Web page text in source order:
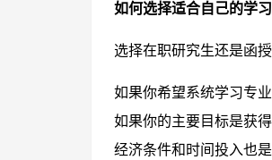
如何选择适合自己的学习
选择在职研究生还是函
如果你希望系统学习专
如果你的主要目标是获
经济条件和时间投入也